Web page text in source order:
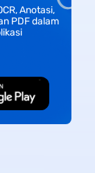
Anotasi,
PDF dalam